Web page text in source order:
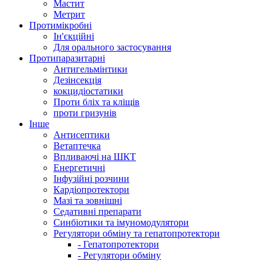
Мастит
Метрит
Протимікробні
Ін'єкційні
Для орального застосування
Протипаразитарні
Антигельмінтики
Дезінсекція
кокцидіостатики
Проти бліх та кліщів
проти гризунів
Інше
Антисептики
Ветаптечка
Впливаючі на ШКТ
Енергетичні
Інфузійні розчини
Кардіопротектори
Мазі та зовнішні
Седативні препарати
Синбіотики та імуномодулятори
Регулятори обміну та гепатопротектори
- Гепатопротектори
- Регулятори обміну